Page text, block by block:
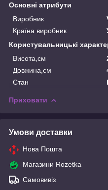
Основні атрибути
Виробник
Країна виробник
Користувальницькі
Висота,см
Довжина,см
Стан
Приховати
Умови доставки
Нова Пошта
Магазини Rozetka
Самовивіз